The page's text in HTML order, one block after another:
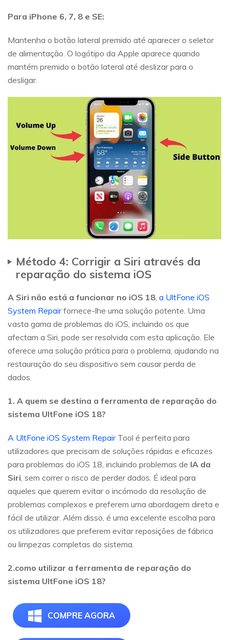
Para iPhone 6, 7, 8 e SE:
Mantenha o botão lateral premido até aparecer o seletor
de alimentação. O logótipo da Apple aparece quando
mantém premido o botão lateral até deslizar para o
desligar.
Método 4: Corrigir a Siri através da
reparação do sistema iOS
A Siri não está a funcionar no iOS 18 a UltFone iOS
System Repairfornece-lhe uma solução potente. Uma
vasta gama de problemas do iOS, incluindo os que
afectam a Siri, pode ser resolvida com esta aplicação. Ele
oferece uma solução prática para o problema, ajudando na
restauração do seu dispositivo sem causar perda de
dados.
1. A quem se destina a ferramenta de reparação do
sistema UltFone iOS 18?
A UltFone iOS System RepairTool é perfeita para
utilizadores que precisam de soluções rápidas e eficazes
para problemas do iOS 18, incluindo problemas de IA da
Siri , sem correr o risco de perder dados. É ideal para
aqueles que querem evitar o incómodo da resolução de
problemas complexos e preferem uma abordagem direta e
fácil de utilizar. Além disso, é uma excelente escolha para
os utilizadores que preferem evitar reposições de fábrica
ou limpezas completas do sistema.
2.como utilizar a ferramenta de reparação do
sistema UltFone iOS 18?
COMPRE AGORA